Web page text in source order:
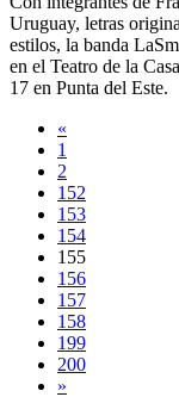
Uruguay, letras
estilos, la banda
en el Teatro de la
17 en Punta del Este.
«
1
2
152
153
154
155
156
157
158
199
200
»